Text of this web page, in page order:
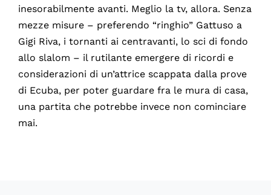
inesorabilmente avanti. Meglio la tv, allora. Senza
mezze misure – preferendo “ringhio” Gattuso a
Gigi Riva, i tornanti ai centravanti, lo sci di fondo
allo slalom – il rutilante emergere di ricordi e
considerazioni di un’attrice scappata dalla prove
di Ecuba, per poter guardare fra le mura di casa,
una partita che potrebbe invece non cominciare
mai.